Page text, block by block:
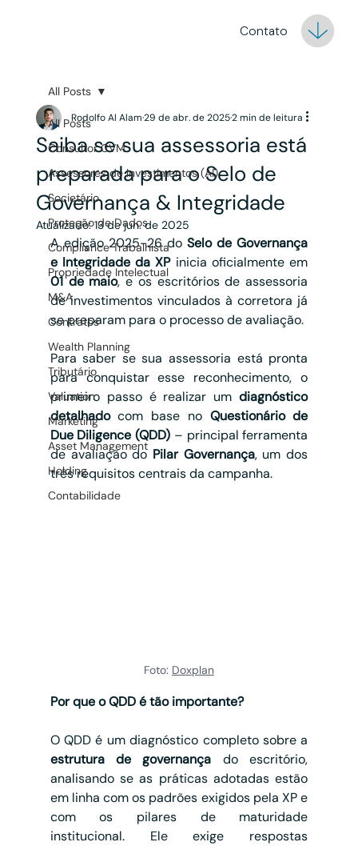
Contato
All Posts
Consultor CVM
Assessores de Investimentos (AI)
Societário
Proteção de Dados
Compliance Trabalhista
Propriedade Intelectual
M&A
Contratos
Wealth Planning
Tributário
Valuation
Marketing
Asset Management
Holding
Contabilidade
All Posts
Saiba se sua assessoria está
preparada para o Selo de
Governança & Integridade
Rodolfo Al Alam29 de abr. de 20252 min de leitura
Atualizado:13 de jun. de 2025
A edição 2025-26 do Selo de Governança
e Integridade da XP
01 de maio, e os escritórios de assessoria
de investimentos vinculados à corretora já
se preparam para o processo de avaliação.
Para saber se sua assessoria está pronta
para conquistar esse reconhecimento, o
primeiro passo é realizar um diagnóstico
detalhado com base no Questionário de
Due Diligence (QDD) – principal ferramenta
de avaliação do Pilar Governança, um dos
três requisitos centrais da campanha.
Foto: Doxplan
Por que o QDD é tão importante?
estrutura de governança do escritório,
analisando se as práticas adotadas estão
em linha com os padrões exigidos pela XP e
com os pilares de maturidade
institucional. Ele exige respostas